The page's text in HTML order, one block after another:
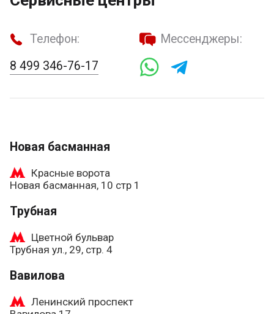
Телефон:
8 499 346-76-17
Мессенджеры:
Новая басманная
Красные ворота
Новая басманная, 10 стр 1
Трубная
Цветной бульвар
Трубная ул., 29, стр. 4
Вавилова
Ленинский проспект